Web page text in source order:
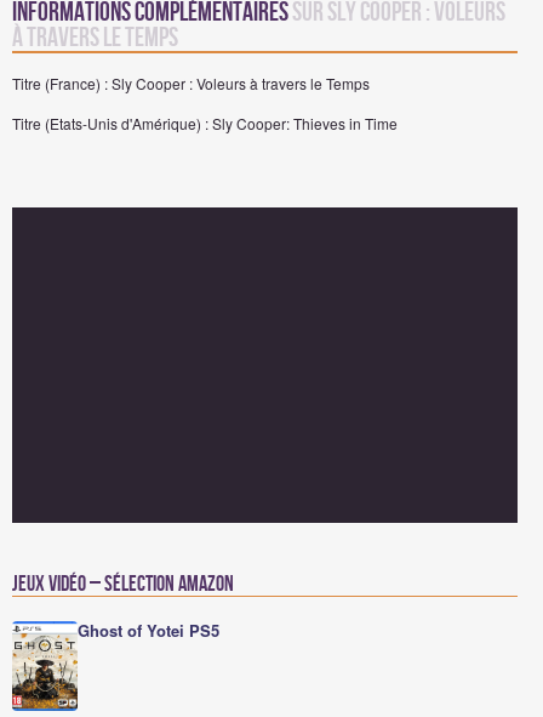
Informations complémentairessur Sly Cooper : Voleurs
à travers le Temps
Titre (France) : Sly Cooper : Voleurs à travers le Temps
Titre (Etats-Unis d'Amérique) : Sly Cooper: Thieves in Time
Jeux vidéo – Sélection Amazon
Ghost of Yotei PS5